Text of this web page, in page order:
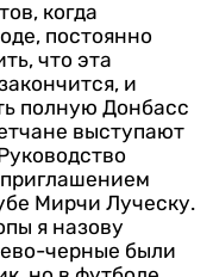
когда
постоянно
что эта
и
полную Донбасс
выступают
Мирчи Луческу.
я назову
черные были